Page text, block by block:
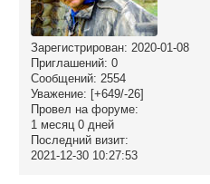
Зарегистрирован: 2020-01-08
Приглашений: 0
Сообщений: 2554
Уважение: [+649/-26]
Провел на форуме:
1 месяц 0 дней
Последний визит:
2021-12-30 10:27:53